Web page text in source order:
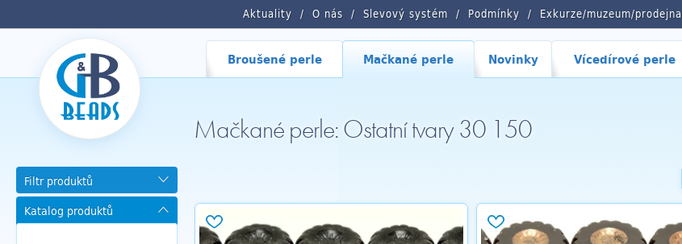
Aktuality O nás Slevový systém Podmínky Exkurze/muzeum/prodejna
Broušené perle Mačkané perle Novinky Vícedírové perle
Mačkané perle: Ostatní tvary 30 150
Filtr produktů
Katalog produktů